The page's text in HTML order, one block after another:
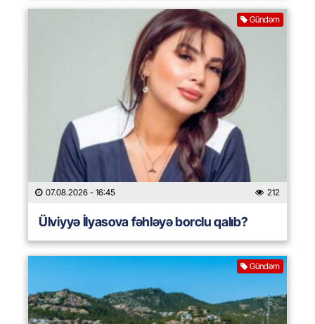
Gündəm
07.08.2026 - 16:45 212
Ülviyyə İlyasova fəhləyə borclu qalıb?
Gündəm